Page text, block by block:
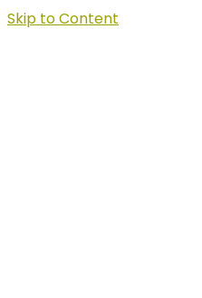
Skip to Content